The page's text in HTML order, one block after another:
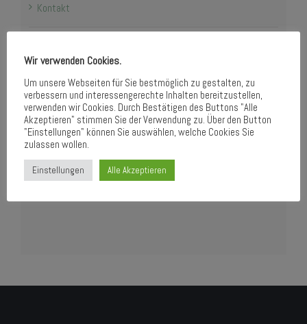
Kontakt
Haftungsausschluss
Datenschutz­erklärung
Finde uns auf Facebook
Wir verwenden Cookies.
Um unsere Webseiten für Sie bestmöglich zu gestalten, zu
verbessern und interessengerechte Inhalten bereitzustellen,
verwenden wir Cookies. Durch Bestätigen des Buttons "Alle
Akzeptieren" stimmen Sie der Verwendung zu. Über den Button
"Einstellungen" können Sie auswählen, welche Cookies Sie
zulassen wollen.
Einstellungen Alle Akzeptieren